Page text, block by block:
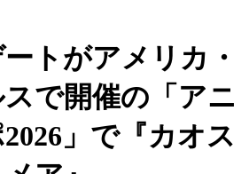
トがアメリカ・
で開催の「アニ
」で『カオス